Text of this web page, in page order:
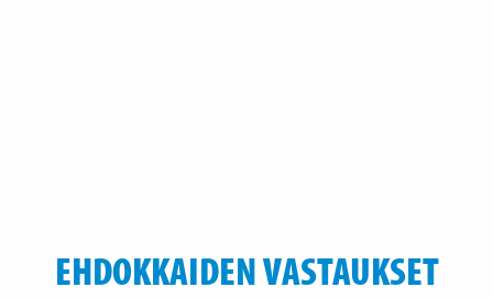
EHDOKKAIDEN VASTAUKSET